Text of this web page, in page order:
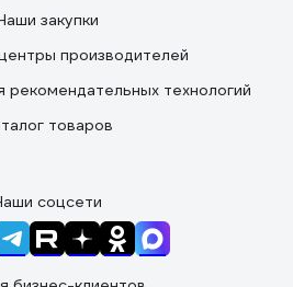
закупки
производителей
рекомендательных технологий
товаров
соцсети